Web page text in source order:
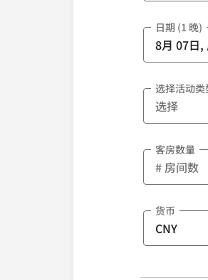
日期 (1 晚)
选择活动类
客房数量
货币